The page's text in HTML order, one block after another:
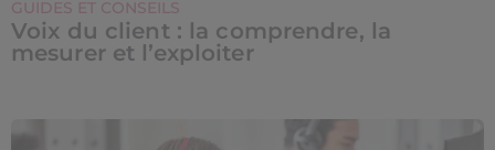
GUIDES ET CONSEILS
Voix du client : la comprendre, la
mesurer et l’exploiter